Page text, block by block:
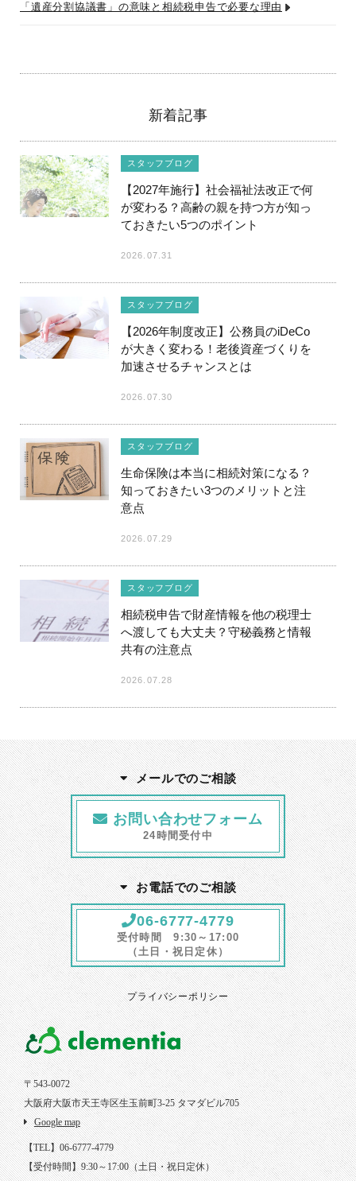
「遺産分割協議書」の意味と相続税申告で必要な理由
新着記事
スタッフブログ
【2027年施行】社会福祉法改正で何
が変わる？高齢の親を持つ方が知っ
ておきたい5つのポイント
2026.07.31
スタッフブログ
【2026年制度改正】公務員のiDeCo
が大きく変わる！老後資産づくりを
加速させるチャンスとは
2026.07.30
スタッフブログ
生命保険は本当に相続対策になる？
知っておきたい3つのメリットと注
意点
2026.07.29
スタッフブログ
相続税申告で財産情報を他の税理士
へ渡しても大丈夫？守秘義務と情報
共有の注意点
2026.07.28
メールでのご相談
お問い合わせフォーム
24時間受付中
お電話でのご相談
06-6777-4779
受付時間 9:30～17:00
（土日・祝日定休）
プライバシーポリシー
〒543-0072
大阪府大阪市天王寺区生玉前町3-25 タマダビル705
Google map
【TEL】06-6777-4779
【受付時間】9:30～17:00（土日・祝日定休）